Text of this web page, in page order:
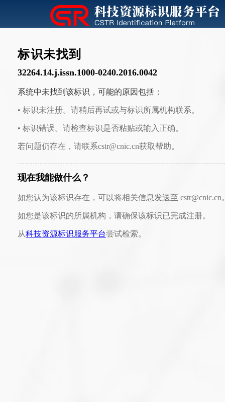
标识未找到
32264.14.j.issn.1000-0240.2016.0042
系统中未找到该标识，可能的原因包括：
• 标识未注册。请稍后再试或与标识所属机构联系。
• 标识错误。请检查标识是否粘贴或输入正确。
若问题仍存在，请联系cstr@cnic.cn获取帮助。
现在我能做什么？
如您认为该标识存在，可以将相关信息发送至 cstr@cnic.cn
如您是该标识的所属机构，请确保该标识已完成注册。
从科技资源标识服务平台尝试检索。